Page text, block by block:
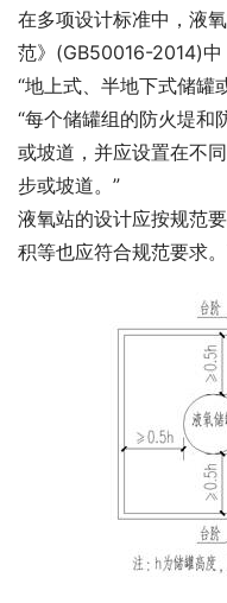
在多项设计标准中，液
范》(GB50016-2014)中
“地上式、半地下式储罐
“每个储罐组的防火堤和
或坡道，并应设置在不
步或坡道。”
液氧站的设计应按规范
积等也应符合规范要求